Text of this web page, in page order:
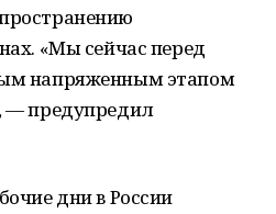
«Мы сейчас перед
напряженным этапом
— предупредил
дни в России